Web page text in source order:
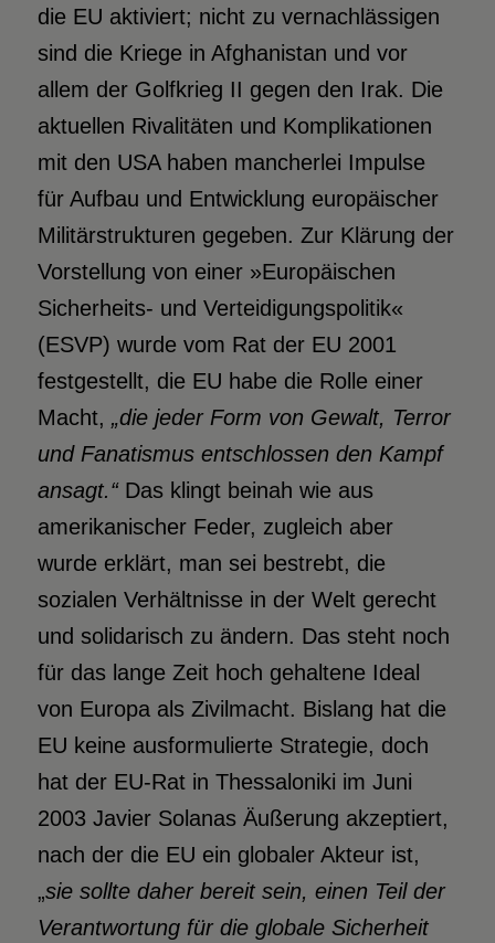
die EU aktiviert; nicht zu vernachlässigen
sind die Kriege in Afghanistan und vor
allem der Golfkrieg II gegen den Irak. Die
aktuellen Rivalitäten und Komplikationen
mit den USA haben mancherlei Impulse
für Aufbau und Entwicklung europäischer
Militärstrukturen gegeben. Zur Klärung der
Vorstellung von einer »Europäischen
Sicherheits- und Verteidigungspolitik«
(ESVP) wurde vom Rat der EU 2001
festgestellt, die EU habe die Rolle einer
Macht, „die jeder Form von Gewalt, Terror
und Fanatismus entschlossen den Kampf
ansagt.“Das klingt beinah wie aus
amerikanischer Feder, zugleich aber
wurde erklärt, man sei bestrebt, die
sozialen Verhältnisse in der Welt gerecht
und solidarisch zu ändern. Das steht noch
für das lange Zeit hoch gehaltene Ideal
von Europa als Zivilmacht. Bislang hat die
EU keine ausformulierte Strategie, doch
hat der EU-Rat in Thessaloniki im Juni
2003 Javier Solanas Äußerung akzeptiert,
nach der die EU ein globaler Akteur ist,
„sie sollte daher bereit sein, einen Teil der
Verantwortung für die globale Sicherheit